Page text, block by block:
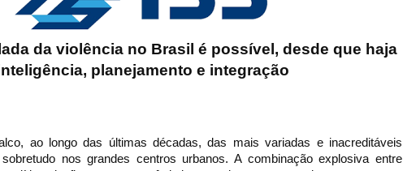
da violência no Brasil é possível, desde que haja
planejamento e integração
ao longo das últimas décadas, das mais variadas e inacreditáveis
nos grandes centros urbanos. A combinação explosiva entre